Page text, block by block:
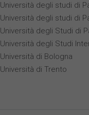
Università degli studi di
Università degli studi di
Università degli Studi di
Università degli Studi
Università di Bologna
Università di Trento